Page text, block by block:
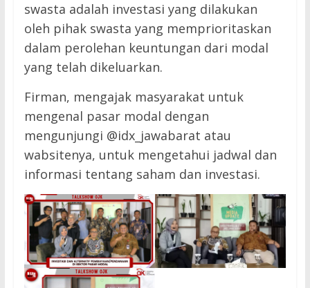
swasta adalah investasi yang dilakukan
oleh pihak swasta yang memprioritaskan
dalam perolehan keuntungan dari modal
yang telah dikeluarkan.
Firman, mengajak masyarakat untuk
mengenal pasar modal dengan
mengunjungi @idx_jawabarat atau
wabsitenya, untuk mengetahui jadwal dan
informasi tentang saham dan investasi.